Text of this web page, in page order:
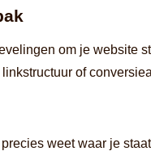
om je website
of
weet waar je